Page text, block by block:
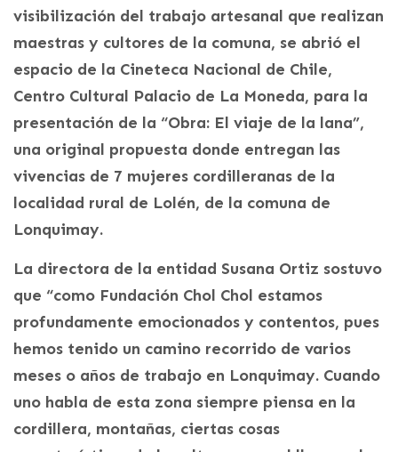
visibilización del trabajo artesanal que realizan
maestras y cultores de la comuna, se abrió el
espacio de la Cineteca Nacional de Chile,
Centro Cultural Palacio de La Moneda, para la
presentación de la “Obra: El viaje de la lana”,
una original propuesta donde entregan las
vivencias de 7 mujeres cordilleranas de la
localidad rural de Lolén, de la comuna de
Lonquimay.
La directora de la entidad Susana Ortiz sostuvo
que “como Fundación Chol Chol estamos
profundamente emocionados y contentos, pues
hemos tenido un camino recorrido de varios
meses o años de trabajo en Lonquimay. Cuando
uno habla de esta zona siempre piensa en la
cordillera, montañas, ciertas cosas